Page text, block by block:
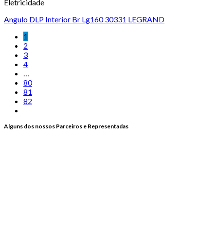
Eletricidade
Angulo DLP Interior Br Lg160 30331 LEGRAND
1
2
3
4
…
80
81
82
Alguns dos nossos Parceiros e Representadas